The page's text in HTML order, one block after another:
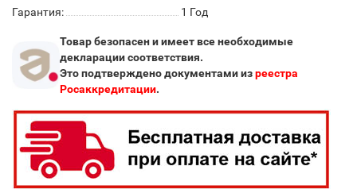
Гарантия:
1 Год
Товар безопасен и имеет все необходимые
декларации соответствия.
Это подтверждено документами изреестра
Росаккредитации.